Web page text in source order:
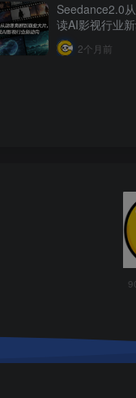
Seedance2.0
读AI影视行业
2个月前